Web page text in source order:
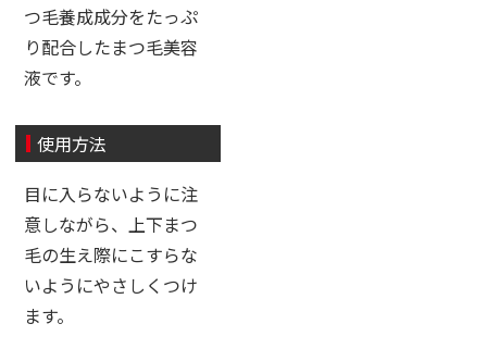
つ毛養成成分をたっぷ
り配合したまつ毛美容
液です。
使用方法
目に入らないように注
意しながら、上下まつ
毛の生え際にこすらな
いようにやさしくつけ
ます。